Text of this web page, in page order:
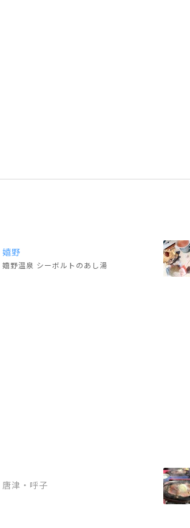
嬉野
嬉野温泉 シーボルトのあし湯
唐津・呼子